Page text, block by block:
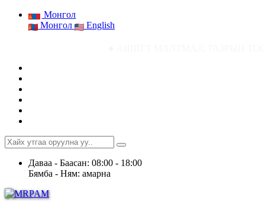
Монгол
Монгол
English
Даваа - Баасан: 08:00 - 18:00
Бямба - Ням: амарна